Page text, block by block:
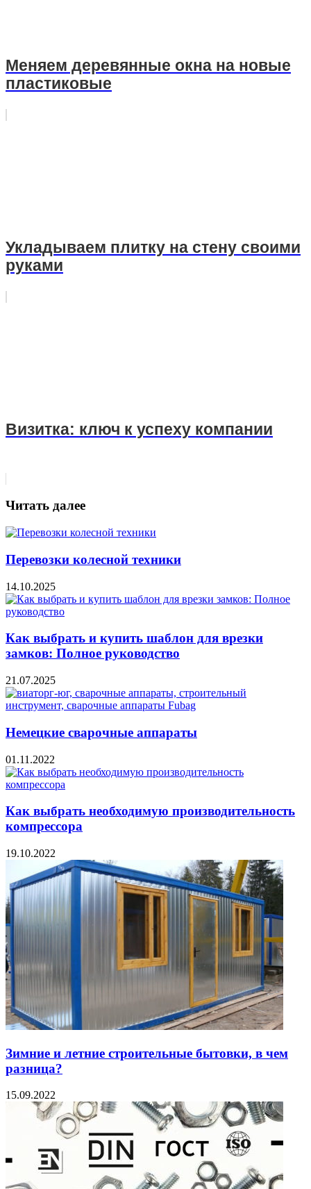
Меняем деревянные окна на новые
пластиковые
Укладываем плитку на стену своими
руками
Визитка: ключ к успеху компании
Читать далее
Перевозки колесной техники
14.10.2025
Как выбрать и купить шаблон для врезки
замков: Полное руководство
21.07.2025
Немецкие сварочные аппараты
01.11.2022
Как выбрать необходимую производительность
компрессора
19.10.2022
Зимние и летние строительные бытовки, в чем
разница?
15.09.2022